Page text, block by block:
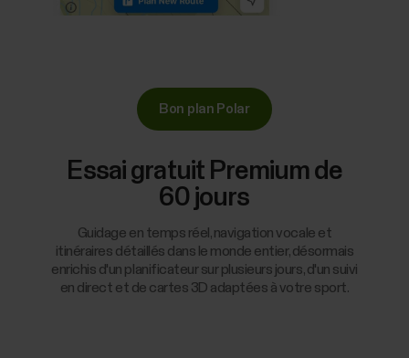
Bon plan Polar
Essai gratuit Premium de
60 jours
Guidage en temps réel, navigation vocale et
itinéraires détaillés dans le monde entier, désormais
enrichis d'un planificateur sur plusieurs jours, d'un suivi
en direct et de cartes 3D adaptées à votre sport.